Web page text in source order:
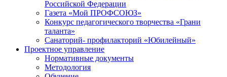
Российской Федерации
Газета «Мой ПРОФСОЮЗ»
Конкурс педагогического творчества «Грани
таланта»
Санаторий- профилакторий «Юбилейный»
Проектное управление
Нормативные документы
Методология